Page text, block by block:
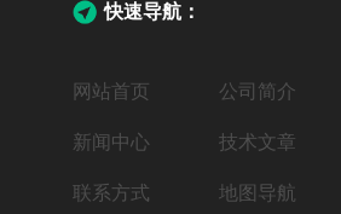
快速导航：
网站首页 公司简介
新闻中心 技术文章
联系方式 地图导航